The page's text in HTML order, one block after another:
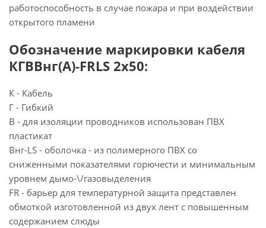
работоспособность в случае пожара и при воздействии
открытого пламени
Обозначение маркировки кабеля
КГВВнг(А)-FRLS 2х50:
К - Кабель
Г - Гибкий
В - для изоляции проводников использован ПВХ
пластикат
Внг-LS - оболочка - из полимерного ПВХ со
сниженными показателями горючести и минимальным
уровнем дымо-\/газовыделения
FR - барьер для температурной защита представлен
обмоткой изготовленной из двух лент с повышенным
содержанием слюды